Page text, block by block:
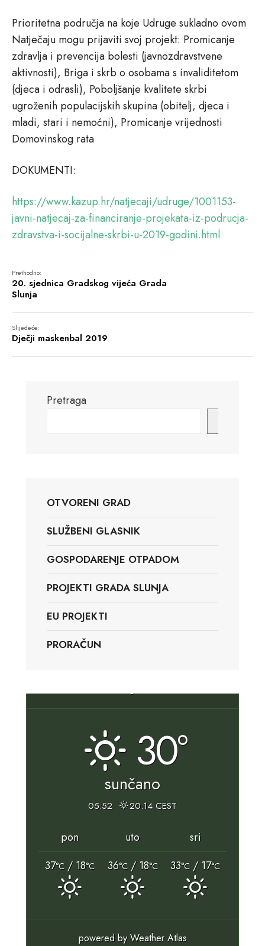
Prioritetna područja na koje Udruge sukladno ovom
Natječaju mogu prijaviti svoj projekt: Promicanje
zdravlja i prevencija bolesti (javnozdravstvene
aktivnosti), Briga i skrb o osobama s invaliditetom
(djeca i odrasli), Poboljšanje kvalitete skrbi
ugroženih populacijskih skupina (obitelj, djeca i
mladi, stari i nemoćni), Promicanje vrijednosti
Domovinskog rata
DOKUMENTI:
https://www.kazup.hr/natjecaji/udruge/1001153-
javni-natjecaj-za-financiranje-projekata-iz-podrucja-
zdravstva-i-socijalne-skrbi-u-2019-godini.html
Prethodno:
20. sjednica Gradskog vijeća Grada
Slunja
Slijedeće:
Dječji maskenbal 2019
Pretraga
OTVORENI GRAD
SLUŽBENI GLASNIK
GOSPODARENJE OTPADOM
PROJEKTI GRADA SLUNJA
EU PROJEKTI
PRORAČUN
30°
sunčano
05:52 20:14 CEST
pon uto
sri
37°C / 18°C 36°C/ 18°C 33°C / 17°C
powered byWeather Atlas